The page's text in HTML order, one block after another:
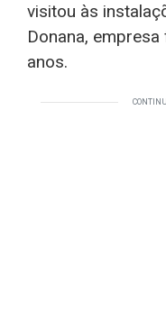
visitou às
Donana,
anos.